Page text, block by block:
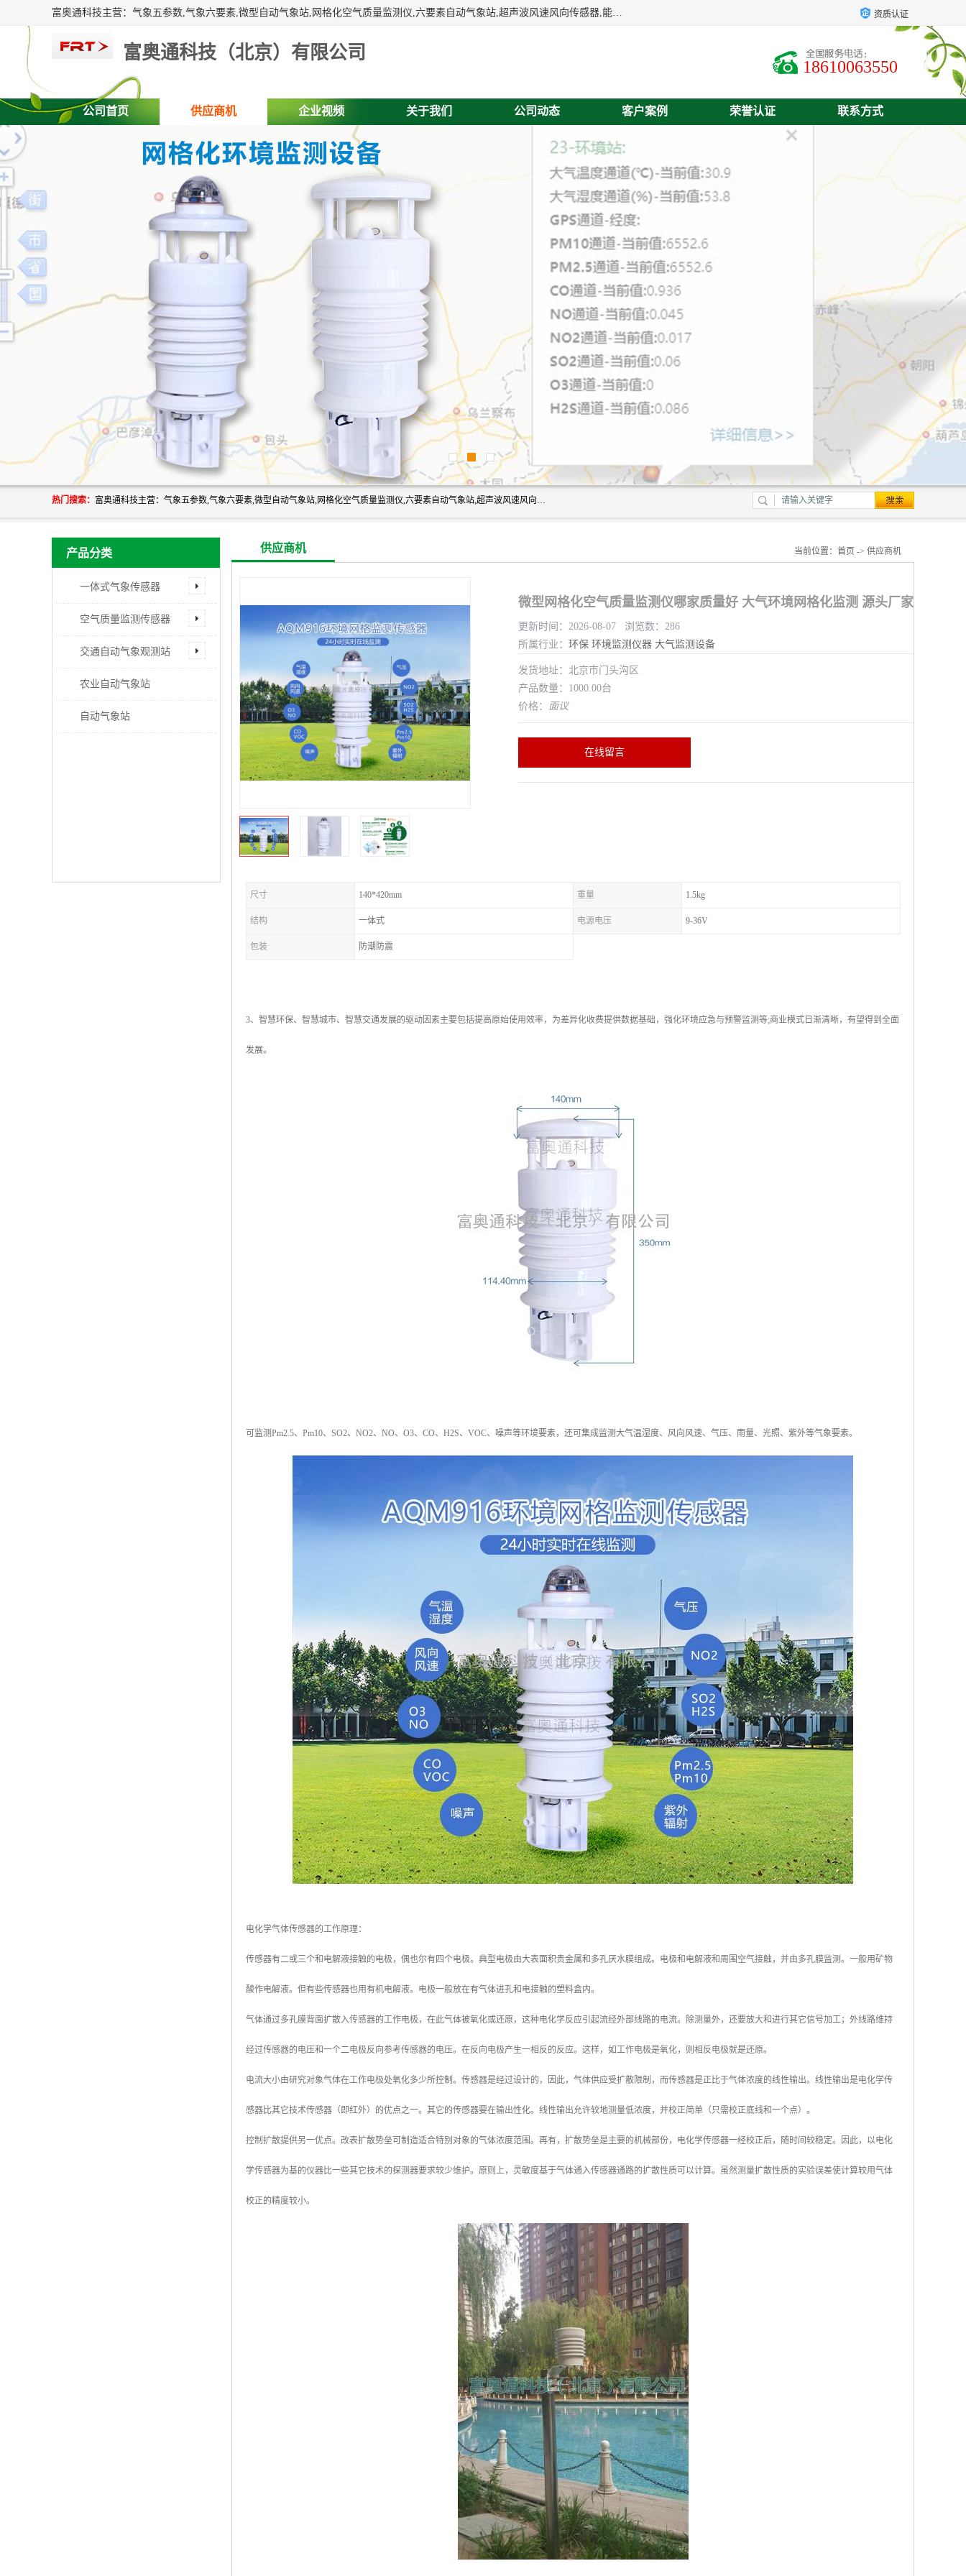
富奥通科技主营：气象五参数,气象六要素,微型自动气象站,网格化空气质量监测仪,六要素自动气象站,超声波风速风向传感器,能见度仪,大气微型站,交通自动气象站,高速路面结冰监测,路面状况传感器等。 资质认证
富奥通科技（北京）有限公司
18610063550
公司首页 供应商机 企业视频 关于我们 公司动态 客户案例 荣誉认证 联系方式
热门搜索： 富奥通科技主营：气象五参数,气象六要素,微型自动气象站,网格化空气质量监测仪,六要素自动气象站,超声波风速风向传感器,能见度仪,大气微型站,交通自动气象站,高速路面结冰监测,路面状况传感器等。
产品分类
一体式气象传感器
空气质量监测传感器
交通自动气象观测站
农业自动气象站
自动气象站
供应商机 当前位置： 首页 -> 供应商机
微型网格化空气质量监测仪哪家质量好 大气环境网格化监测 源头厂家
更新时间：2026-08-07 浏览数：286
所属行业： 环保 环境监测仪器 大气监测设备
发货地址：北京市门头沟区
产品数量：1000.00台
价格： 面议
在线留言
尺寸 140*420mm 重量 1.5kg
结构 一体式 电源电压 9-36V
包装 防潮防震
3、智慧环保、智慧城市、智慧交通发展的驱动因素主要包括提高原始使用效率，为差异化收费提供数据基础，强化环境应急与预警监测等;商业模式日渐清晰，有望得到全面
发展。
可监测Pm2.5、Pm10、SO2、NO2、NO、O3、CO、H2S、VOC、噪声等环境要素，还可集成监测大气温湿度、风向风速、气压、雨量、光照、紫外等气象要素。
电化学气体传感器的工作原理：
传感器有二或三个和电解液接触的电极，偶也尔有四个电极。典型电极由大表面积贵金属和多孔厌水膜组成。电极和电解液和周围空气接触，并由多孔膜监测。一般用矿物
酸作电解液。但有些传感器也用有机电解液。电极一般放在有气体进孔和电接触的塑料盒内。
气体通过多孔膜背面扩散入传感器的工作电极，在此气体被氧化或还原，这种电化学反应引起流经外部线路的电流。除测量外，还要放大和进行其它信号加工；外线路维持
经过传感器的电压和一个二电极反向参考传感器的电压。在反向电极产生一相反的反应。这样，如工作电极是氧化，则相反电极就是还原。
电流大小由研究对象气体在工作电极处氧化多少所控制。传感器是经过设计的，因此，气体供应受扩散限制，而传感器是正比于气体浓度的线性输出。线性输出是电化学传
感器比其它技术传感器（即红外）的优点之一。其它的传感器要在输出性化。线性输出允许较地测量低浓度，并校正简单（只需校正底线和一个点）。
控制扩散提供另一优点。改表扩散势垒可制造适合特别对象的气体浓度范围。再有，扩散势垒是主要的机械部份，电化学传感器一经校正后，随时间较稳定。因此，以电化
学传感器为基的仪器比一些其它技术的探测器要求较少维护。原则上，灵敏度基于气体通入传感器通路的扩散性质可以计算。虽然测量扩散性质的实验误差使计算较用气体
校正的精度较小。